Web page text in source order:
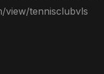
view/tennisclubvls